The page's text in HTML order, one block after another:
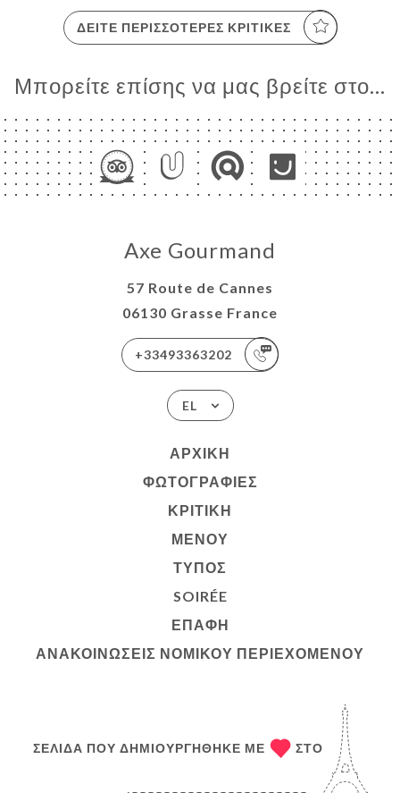
ΔΕΊΤΕ ΠΕΡΙΣΣΌΤΕΡΕΣ ΚΡΙΤΙΚΈΣ
Μπορείτε επίσης να μας βρείτε στο...
Axe Gourmand
57 Route de Cannes
06130 Grasse France
+33493363202
EL
ΑΡΧΙΚΉ
ΦΩΤΟΓΡΑΦΊΕΣ
ΚΡΙΤΙΚΉ
ΜΕΝΟΎ
ΤΎΠΟΣ
SOIRÉE
ΕΠΑΦΉ
ΑΝΑΚΟΙΝΏΣΕΙΣ ΝΟΜΙΚΟΎ ΠΕΡΙΕΧΟΜΈΝΟΥ
ΣΕΛΊΔΑ ΠΟΥ ΔΗΜΙΟΥΡΓΉΘΗΚΕ ΜΕ ΣΤΟ